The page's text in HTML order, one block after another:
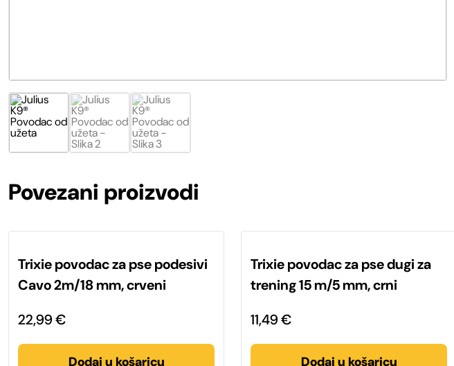
Povezani proizvodi
Trixie povodac za pse podesivi
Cavo 2m/18 mm, crveni
22,99€
Dodaj u košaricu
Trixie povodac za pse dugi za
trening 15 m/5 mm, crni
11,49€
Dodaj u košaricu